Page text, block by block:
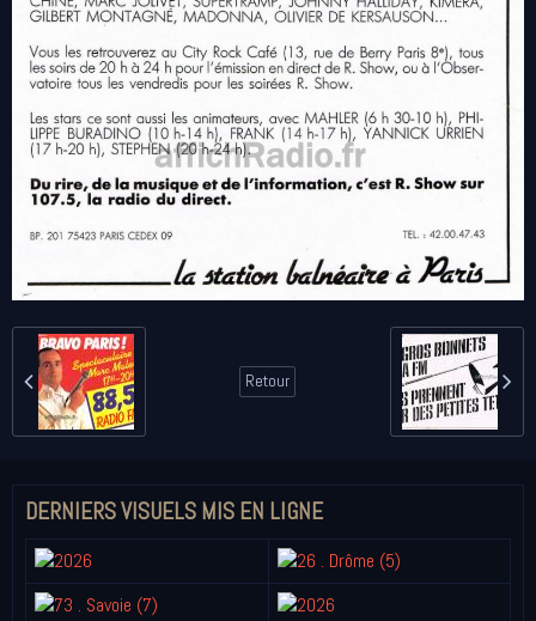
Retour
DERNIERS VISUELS MIS EN LIGNE